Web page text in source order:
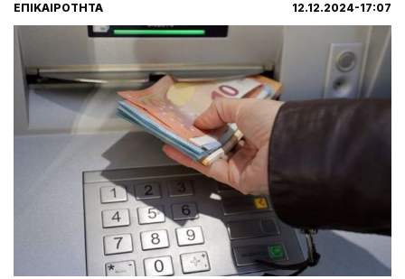
ΕΠΙΚΑΙΡΟΤΗΤΑ 12.12.2024-17:07